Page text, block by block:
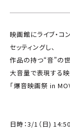
映画館にライブ・
セッティングし、
作品の持つ“音”の
大音量で表現する
「爆音映画祭 in
日時：3/1（日)